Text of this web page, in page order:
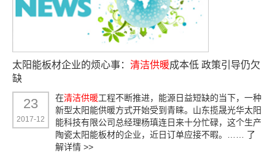
太阳能板材企业的烦心事： 清洁供暖成本低 政策引导仍欠
缺
23
2017-12
在清洁供暖工程不断推进，能源日益短缺的当下，一种
新型太阳能供暖方式开始受到青睐。山东揽晟光华太阳
能科技有限公司总经理杨瑱连日来十分忙碌，这个生产
陶瓷太阳能板材的企业，近日订单应接不暇。…… 了
解详情 >>